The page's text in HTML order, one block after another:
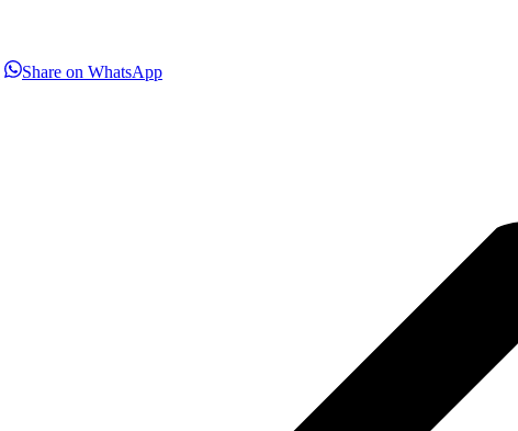
ShareShare on WhatsAppShare